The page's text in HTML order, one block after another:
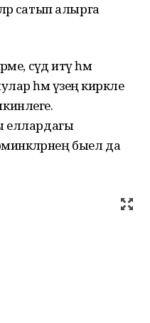
сатып алырга
сәүдә итү һәм
һәм үзеңә кирәкле
еллардагы
быел да